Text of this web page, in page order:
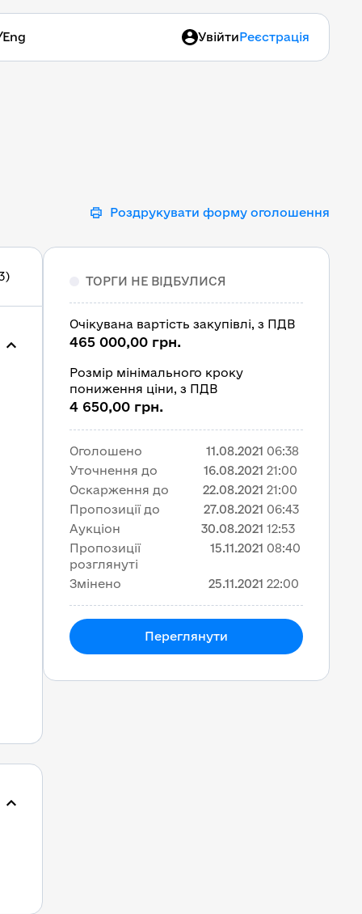
Eng УвійтиРеєстрація
Роздрукувати форму оголошення
ТОРГИ НЕ ВІДБУЛИСЯ
Очікувана вартість закупівлі, з ПДВ
465 000,00 грн.
Розмір мінімального кроку
пониження ціни, з ПДВ
4 650,00 грн.
Оголошено 11.08.2021 06:38
Уточнення до
16.08.2021 21:00
Оскарження до
22.08.2021 21:00
Пропозиції до
27.08.2021 06:43
Аукціон
30.08.2021 12:53
Пропозиції
розглянуті
15.11.2021 08:40
Змінено 25.11.2021 22:00
Переглянути